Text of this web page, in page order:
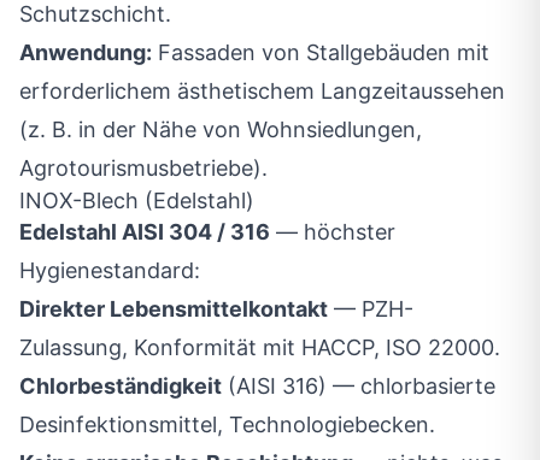
Schutzschicht.
Anwendung: Fassaden von Stallgebäuden mit
erforderlichem ästhetischem Langzeitaussehen
(z. B. in der Nähe von Wohnsiedlungen,
Agrotourismusbetriebe).
INOX-Blech (Edelstahl)
Edelstahl AISI 304 / 316 — höchster
Hygienestandard:
Direkter Lebensmittelkontakt — PZH-
Zulassung, Konformität mit HACCP, ISO 22000.
Chlorbeständigkeit (AISI 316) — chlorbasierte
Desinfektionsmittel, Technologiebecken.